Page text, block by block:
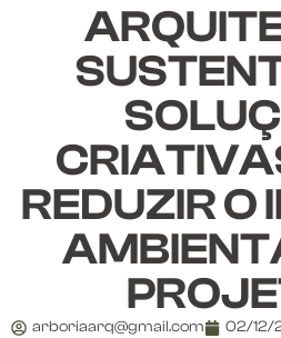
REDUZIR O
arboriaarq@gmail.com 02/12/